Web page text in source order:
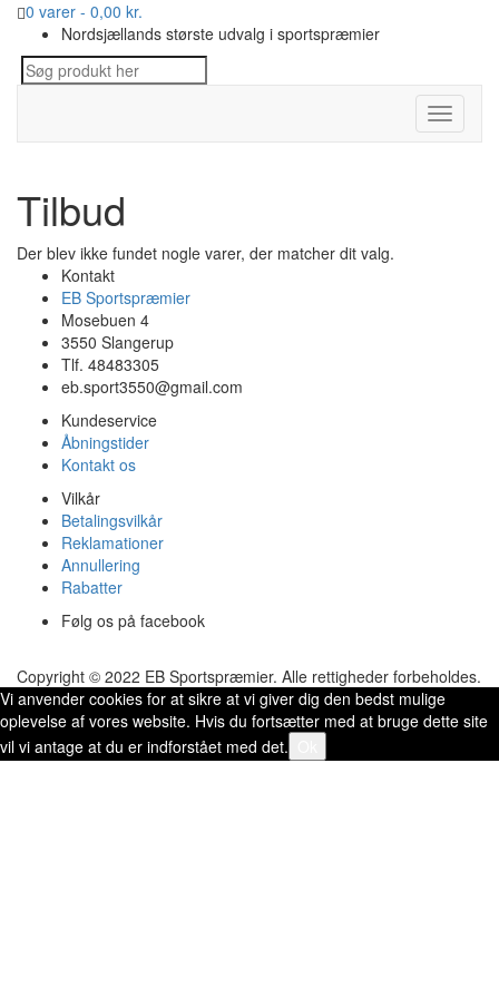
0 varer - 0,00 kr.
Nordsjællands største udvalg i sportspræmier
Toggle
Tilbud
Der blev ikke fundet nogle varer, der matcher dit valg.
Kontakt
EB Sportspræmier
Mosebuen 4
3550 Slangerup
Tlf. 48483305
eb.sport3550@gmail.com
Kundeservice
Åbningstider
Kontakt os
Vilkår
Betalingsvilkår
Reklamationer
Annullering
Rabatter
Følg os på facebook
Copyright © 2022 EB Sportspræmier. Alle rettigheder forbeholdes.
Vi anvender cookies for at sikre at vi giver dig den bedst mulige
oplevelse af vores website. Hvis du fortsætter med at bruge dette site
vil vi antage at du er indforstået med det.